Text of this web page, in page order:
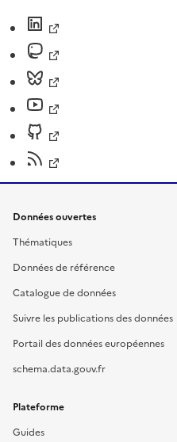
Données ouvertes
Thématiques
Données de référence
Catalogue de données
Suivre les publications des données
Portail des données européennes
schema.data.gouv.fr
Plateforme
Guides